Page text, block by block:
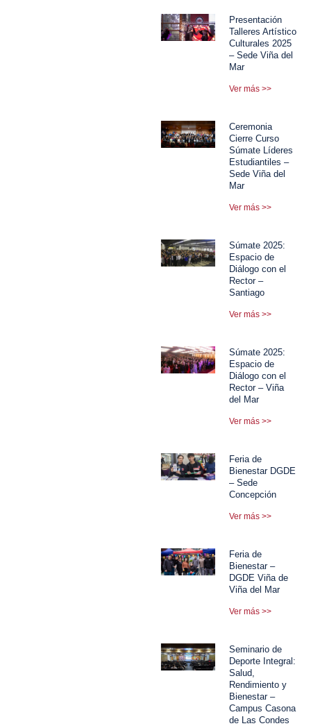
Presentación
Talleres Artístico
Culturales 2025
– Sede Viña del
Mar
Ver más >>
Ceremonia
Cierre Curso
Súmate Líderes
Estudiantiles –
Sede Viña del
Mar
Ver más >>
Súmate 2025:
Espacio de
Diálogo con el
Rector –
Santiago
Ver más >>
Súmate 2025:
Espacio de
Diálogo con el
Rector – Viña
del Mar
Ver más >>
Feria de
Bienestar DGDE
– Sede
Concepción
Ver más >>
Feria de
Bienestar –
DGDE Viña de
Viña del Mar
Ver más >>
Seminario de
Deporte Integral:
Salud,
Rendimiento y
Bienestar –
Campus Casona
de Las Condes